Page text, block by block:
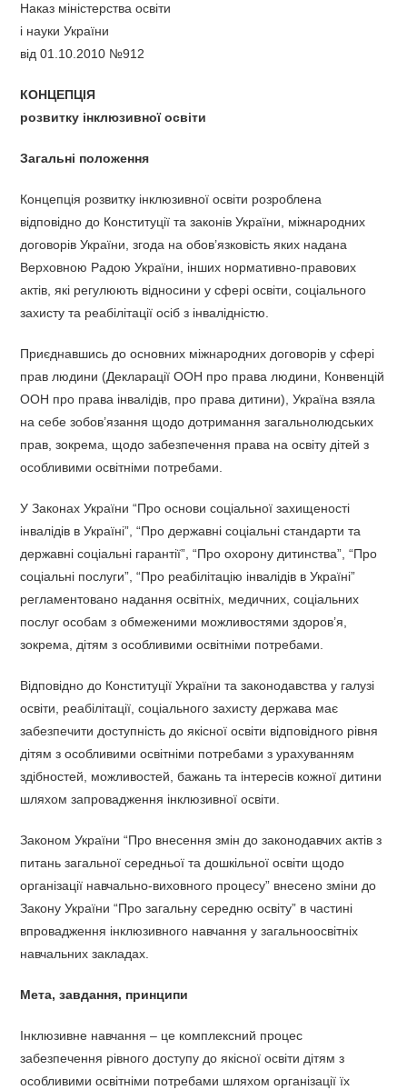
Наказ міністерства освіти
і науки України
від 01.10.2010 №912
КОНЦЕПЦІЯ
розвитку інклюзивної освіти
Загальні положення
Концепція розвитку інклюзивної освіти розроблена
відповідно до Конституції та законів України, міжнародних
договорів України, згода на обов’язковість яких надана
Верховною Радою України, інших нормативно-правових
актів, які регулюють відносини у сфері освіти, соціального
захисту та реабілітації осіб з інвалідністю.
Приєднавшись до основних міжнародних договорів у сфері
прав людини (Декларації ООН про права людини, Конвенцій
ООН про права інвалідів, про права дитини), Україна взяла
на себе зобов’язання щодо дотримання загальнолюдських
прав, зокрема, щодо забезпечення права на освіту дітей з
особливими освітніми потребами.
У Законах України “Про основи соціальної захищеності
інвалідів в Україні”, “Про державні соціальні стандарти та
державні соціальні гарантії”, “Про охорону дитинства”, “Про
соціальні послуги”, “Про реабілітацію інвалідів в Україні”
регламентовано надання освітніх, медичних, соціальних
послуг особам з обмеженими можливостями здоров’я,
зокрема, дітям з особливими освітніми потребами.
Відповідно до Конституції України та законодавства у галузі
освіти, реабілітації, соціального захисту держава має
забезпечити доступність до якісної освіти відповідного рівня
дітям з особливими освітніми потребами з урахуванням
здібностей, можливостей, бажань та інтересів кожної дитини
шляхом запровадження інклюзивної освіти.
Законом України “Про внесення змін до законодавчих актів з
питань загальної середньої та дошкільної освіти щодо
організації навчально-виховного процесу” внесено зміни до
Закону України “Про загальну середню освіту” в частині
впровадження інклюзивного навчання у загальноосвітніх
навчальних закладах.
Мета, завдання, принципи
Інклюзивне навчання – це комплексний процес
забезпечення рівного доступу до якісної освіти дітям з
особливими освітніми потребами шляхом організації їх